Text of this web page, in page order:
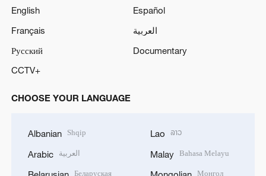
English
Español
Français
العربية
Русский
Documentary
CCTV+
CHOOSE YOUR LANGUAGE
Albanian Shqip
Arabic العربية
Беларуская
Lao ລາວ
Malay Bahasa Melayu
Монгол